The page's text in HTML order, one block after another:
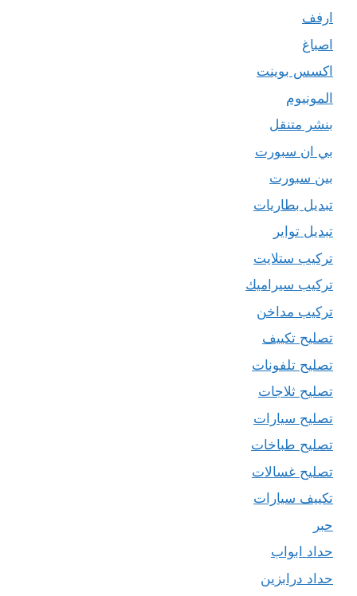
ارفف
اصباغ
اكسس بوينت
المونيوم
بنشر متنقل
بي ان سبورت
بين سبورت
تبديل بطاريات
تبديل تواير
تركيب ستلايت
تركيب سيراميك
تركيب مداخن
تصليح تكييف
تصليح تلفونات
تصليح ثلاجات
تصليح سيارات
تصليح طباخات
تصليح غسالات
تكييف سيارات
حبر
حداد ابواب
حداد درابزين